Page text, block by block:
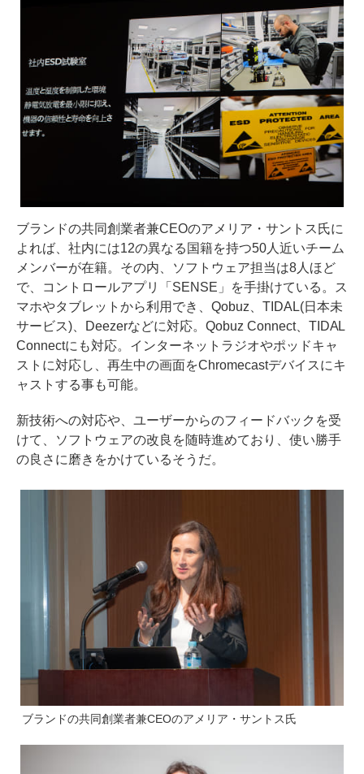
ブランドの共同創業者兼CEOのアメリア・サントス氏に
よれば、社内には12の異なる国籍を持つ50人近いチーム
メンバーが在籍。その内、ソフトウェア担当は8人ほど
で、コントロールアプリ「SENSE」を手掛けている。ス
マホやタブレットから利用でき、Qobuz、TIDAL(日本未
サービス)、Deezerなどに対応。Qobuz Connect、TIDAL
Connectにも対応。インターネットラジオやポッドキャ
ストに対応し、再生中の画面をChromecastデバイスにキ
ャストする事も可能。
新技術への対応や、ユーザーからのフィードバックを受
けて、ソフトウェアの改良を随時進めており、使い勝手
の良さに磨きをかけているそうだ。
ブランドの共同創業者兼CEOのアメリア・サントス氏